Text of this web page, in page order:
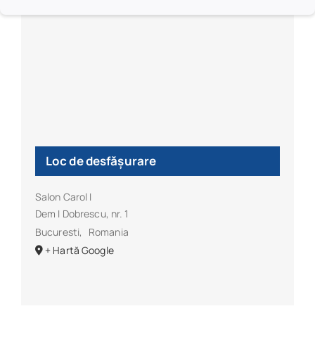
Loc de desfășurare
Salon Carol I
Dem I Dobrescu, nr. 1
Bucuresti,
Romania
+ Hartă Google